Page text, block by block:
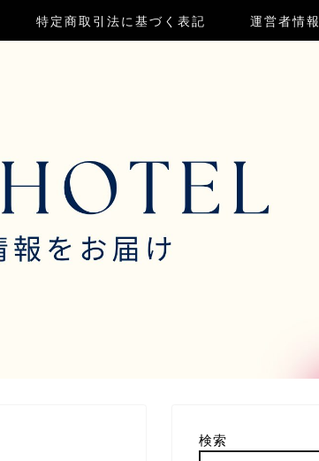
特定商取引法に基づく表記 運営者情報
検索